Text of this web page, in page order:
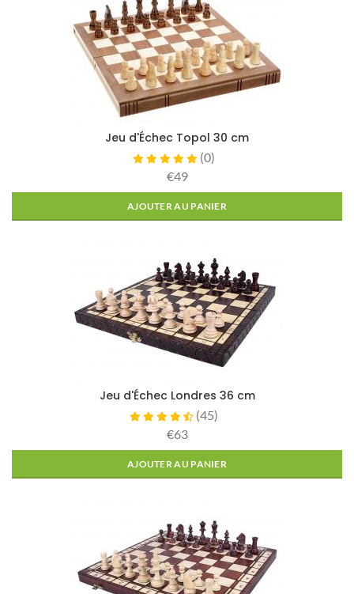
Jeu d'Échec Topol 30 cm
(0)
€49
AJOUTER AU PANIER
Jeu d'Échec Londres 36 cm
(45)
€63
AJOUTER AU PANIER